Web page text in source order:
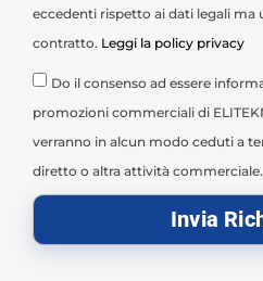
eccedenti rispetto ai dati legali ma
contratto. Leggi la policy privacy
Do il consenso ad essere
promozioni commerciali di
verranno in alcun modo ceduti a
diretto o altra attività commerciale.
Invia